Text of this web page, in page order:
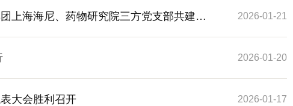
上海海尼、药物研究院三方党支部共建签 2026-01-21
2026-01-20
大会胜利召开 2026-01-17